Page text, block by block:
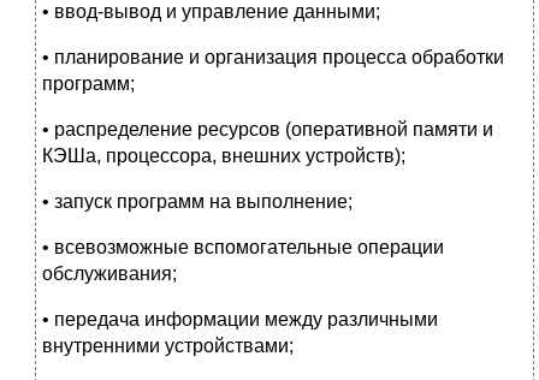
• ввод-вывод и управление данными;
• планирование и организация процесса обработки
программ;
• распределение ресурсов (оперативной памяти и
КЭШа, процессора, внешних устройств);
• запуск программ на выполнение;
• всевозможные вспомогательные операции
обслуживания;
• передача информации между различными
внутренними устройствами;